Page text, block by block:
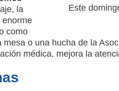
Este
la
enorme
como
o una hucha de la
médica, mejora la